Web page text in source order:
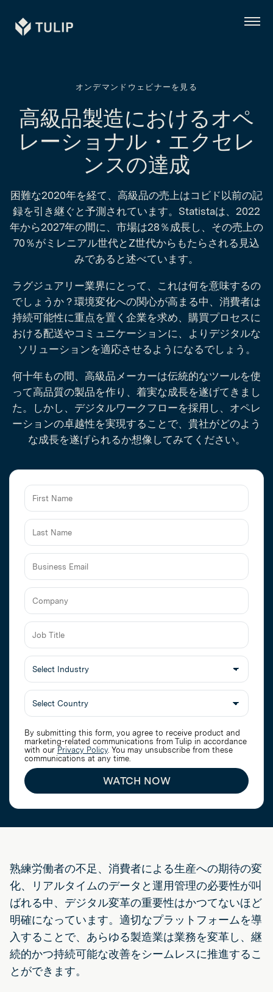
Tulip
メ
Business
Email
Job
Title
Select
Industry
By submitting this form, you agree to receive product and
marketing-related communications from Tulip in accordance
with our Privacy Policy. You may unsubscribe from these
communications at any time.
WATCH NOW
オンデマンドウェビナーを見る
高級品製造におけるオペ
レーショナル・エクセレ
ンスの達成
困難な2020年を経て、高級品の売上はコビド以前の記
録を引き継ぐと予測されています。Statistaは、2022
年から2027年の間に、市場は28％成長し、その売上の
70％がミレニアル世代とZ世代からもたらされる見込
みであると述べています。
ラグジュアリー業界にとって、これは何を意味するの
でしょうか？環境変化への関心が高まる中、消費者は
持続可能性に重点を置く企業を求め、購買プロセスに
おける配送やコミュニケーションに、よりデジタルな
ソリューションを適応させるようになるでしょう。
何十年もの間、高級品メーカーは伝統的なツールを使
って高品質の製品を作り、着実な成長を遂げてきまし
た。しかし、デジタルワークフローを採用し、オペレ
ーションの卓越性を実現することで、貴社がどのよう
な成長を遂げられるか想像してみてください。
熟練労働者の不足、消費者による生産への期待の変
化、リアルタイムのデータと運用管理の必要性が叫
ばれる中、デジタル変革の重要性はかつてないほど
明確になっています。適切なプラットフォームを導
入することで、あらゆる製造業は業務を変革し、継
続的かつ持続可能な改善をシームレスに推進するこ
とができます。